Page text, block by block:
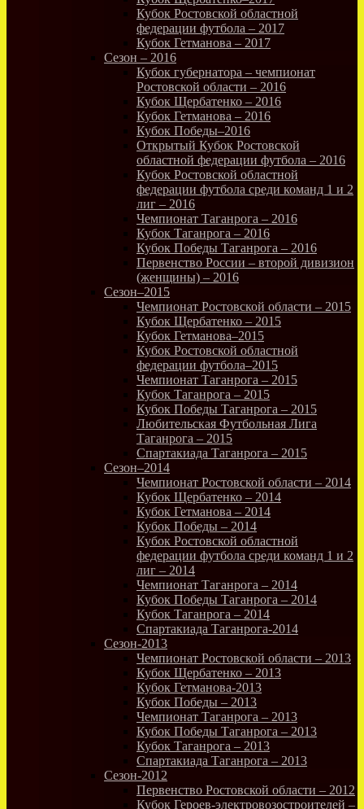
Кубок Ростовской областной
федерации футбола – 2017
Кубок Гетманова – 2017
Сезон – 2016
Кубок губернатора – чемпионат
Ростовской области – 2016
Кубок Щербатенко – 2016
Кубок Гетманова – 2016
Кубок Победы–2016
Открытый Кубок Ростовской
областной федерации футбола – 2016
Кубок Ростовской областной
федерации футбола среди команд 1 и 2
лиг – 2016
Чемпионат Таганрога – 2016
Кубок Таганрога – 2016
Кубок Победы Таганрога – 2016
Первенство России – второй дивизион
(женщины) – 2016
Сезон–2015
Чемпионат Ростовской области – 2015
Кубок Щербатенко – 2015
Кубок Гетманова–2015
Кубок Ростовской областной
федерации футбола–2015
Чемпионат Таганрога – 2015
Кубок Таганрога – 2015
Кубок Победы Таганрога – 2015
Любительская Футбольная Лига
Таганрога – 2015
Спартакиада Таганрога – 2015
Сезон–2014
Чемпионат Ростовской области – 2014
Кубок Щербатенко – 2014
Кубок Гетманова – 2014
Кубок Победы – 2014
Кубок Ростовской областной
федерации футбола среди команд 1 и 2
лиг – 2014
Чемпионат Таганрога – 2014
Кубок Победы Таганрога – 2014
Кубок Таганрога – 2014
Спартакиада Таганрога-2014
Сезон-2013
Чемпионат Ростовской области – 2013
Кубок Щербатенко – 2013
Кубок Гетманова-2013
Кубок Победы – 2013
Чемпионат Таганрога – 2013
Кубок Победы Таганрога – 2013
Кубок Таганрога – 2013
Спартакиада Таганрога – 2013
Сезон-2012
Первенство Ростовской области – 2012
Кубок Героев-электровозостроителей –